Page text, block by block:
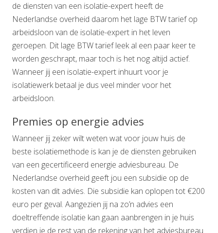
de diensten van een isolatie-expert heeft de
Nederlandse overheid daarom het lage BTW tarief op
arbeidsloon van de isolatie-expert in het leven
geroepen. Dit lage BTW tarief leek al een paar keer te
worden geschrapt, maar toch is het nog altijd actief.
Wanneer jij een isolatie-expert inhuurt voor je
isolatiewerk betaal je dus veel minder voor het
arbeidsloon.
Premies op energie advies
Wanneer jij zeker wilt weten wat voor jouw huis de
beste isolatiemethode is kan je de diensten gebruiken
van een gecertificeerd energie adviesbureau. De
Nederlandse overheid geeft jou een subsidie op de
kosten van dit advies. Die subsidie kan oplopen tot €200
euro per geval. Aangezien jij na zo’n advies een
doeltreffende isolatie kan gaan aanbrengen in je huis
verdien je de rest van de rekening van het adviesbureau